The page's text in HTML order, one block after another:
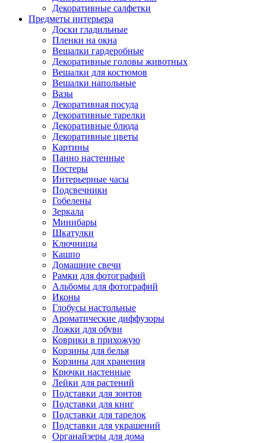
Декоративные салфетки
Предметы интерьера
Доски гладильные
Пленки на окна
Вешалки гардеробные
Декоративные головы животных
Вешалки для костюмов
Вешалки напольные
Вазы
Декоративная посуда
Декоративные тарелки
Декоративные блюда
Декоративные цветы
Картины
Панно настенные
Постеры
Интерьерные часы
Подсвечники
Гобелены
Зеркала
Минибары
Шкатулки
Ключницы
Кашпо
Домашние свечи
Рамки для фотографий
Альбомы для фотографий
Иконы
Глобусы настольные
Ароматические диффузоры
Ложки для обуви
Коврики в прихожую
Корзины для белья
Корзины для хранения
Крючки настенные
Лейки для растений
Подставки для зонтов
Подставки для книг
Подставки для тарелок
Подставки для украшений
Органайзеры для дома